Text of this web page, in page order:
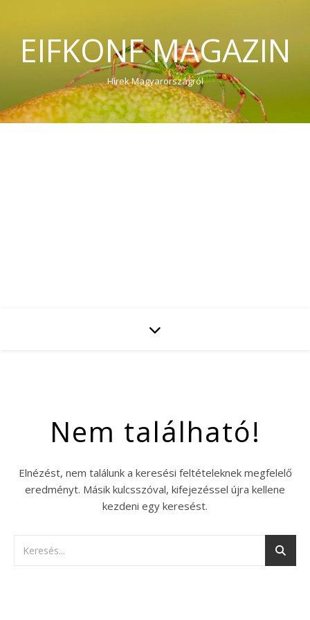
EIFKONF MAGAZIN
Hírek Magyarországról
Nem található!
Elnézést, nem találunk a keresési feltételeknek megfelelő
eredményt. Másik kulcsszóval, kifejezéssel újra kellene
kezdeni egy keresést.